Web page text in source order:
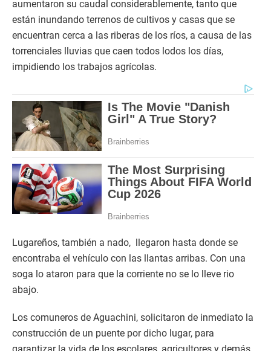
aumentaron su caudal considerablemente, tanto que
están inundando terrenos de cultivos y casas que se
encuentran cerca a las riberas de los ríos, a causa de las
torrenciales lluvias que caen todos lodos los días,
impidiendo los trabajos agrícolas.
Lugareños, también a nado, llegaron hasta donde se
encontraba el vehículo con las llantas arribas. Con una
soga lo ataron para que la corriente no se lo lleve rio
abajo.
Los comuneros de Aguachini, solicitaron de inmediato la
construcción de un puente por dicho lugar, para